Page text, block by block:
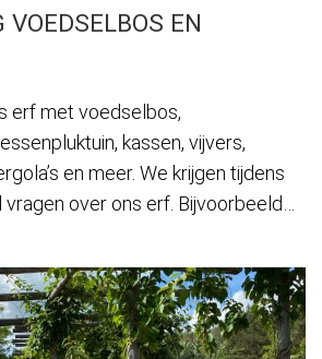
VOEDSELBOS EN
erf met voedselbos,
kassen, vijvers,
en meer. We krijgen tijdens
over ons erf. Bijvoorbeeld…